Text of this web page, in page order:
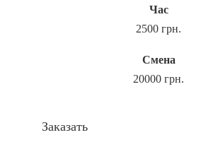
Час
2500 грн.
Смена
20000 грн.
Заказать